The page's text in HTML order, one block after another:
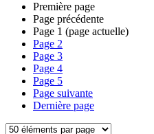
Première page
Page précédente
Page 1 (page actuelle)
Page 2
Page 3
Page 4
Page 5
Page suivante
Dernière page